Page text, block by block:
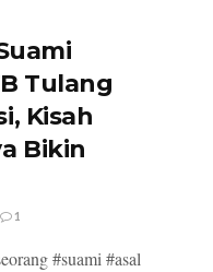
Tulang
Kisah
Bikin
1
#suami #asal